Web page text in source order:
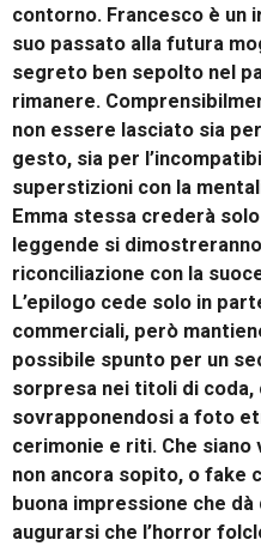
contorno. Francesco è un
suo passato alla futura
segreto ben sepolto nel
rimanere.
non essere lasciato sia
gesto, sia per
superstizioni con la
Emma stessa crederà
leggende si
riconciliazione con la
L’epilogo cede solo in
commerciali, però
possibile spunto per un
sorpresa nei titoli di coda,
sovrapponendosi a foto
cerimonie e riti. Che siano
non ancora sopito, o fake
buona impressione che dà
augurarsi che l’horror